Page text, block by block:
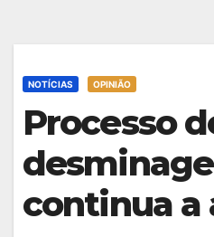
NOTÍCIAS OPINIÃO
Processo
continua a